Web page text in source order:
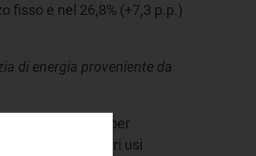
fisso e nel 26,8% (+7,3 p.p.)
di energia proveniente da
o altrui)” e per
e il clienti Altri usi